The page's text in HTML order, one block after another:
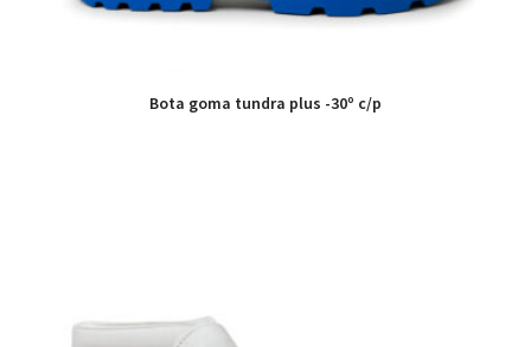
Bota goma tundra plus -30º c/p